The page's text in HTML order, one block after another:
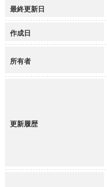
最終更新日
作成日
所有者
更新履歴